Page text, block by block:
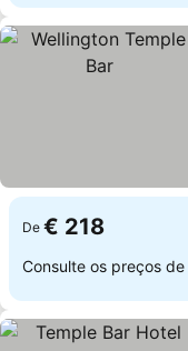
De € 218
Consulte os preços de